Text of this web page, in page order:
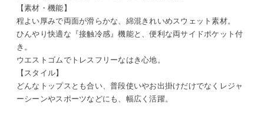
【素材・機能】
程よい厚みで両面が滑らかな、綿混きれいめスウェット素材。
ひんやり快適な『接触冷感』機能と、便利な両サイドポケット付
き。
ウエストゴムでトレスフリーなはき心地。
【スタイル】
どんなトップスとも合い、普段使いやお出掛けだけでなくレジャ
ーシーンやスポーツなどにも、幅広く活躍。